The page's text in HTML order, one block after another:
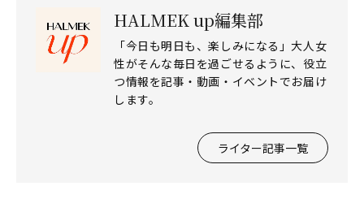
HALMEK up編集部
「今日も明日も、楽しみになる」大人女
性がそんな毎日を過ごせるように、役立
つ情報を記事・動画・イベントでお届け
します。
ライター記事一覧